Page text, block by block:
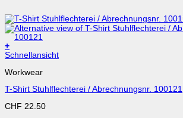
+
Dieses
weist
Varianten
Die
Schnellansicht
Workwear
T-Shirt Stuhlflechterei / Abrechnungsnr. 100121
CHF 22.50